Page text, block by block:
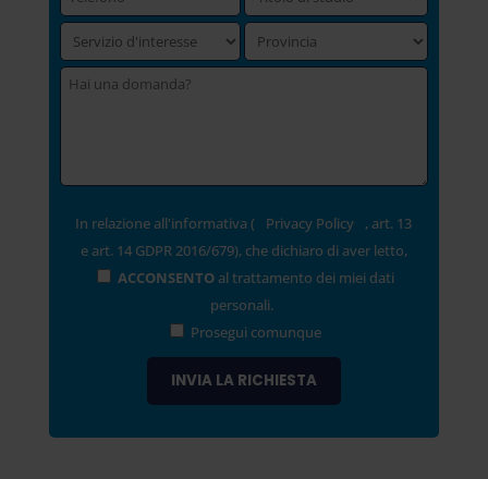
In relazione all'informativa ( Privacy Policy
, art. 13
e art. 14 GDPR 2016/679), che dichiaro di aver letto,
ACCONSENTO al trattamento dei miei dati
personali.
Prosegui comunque